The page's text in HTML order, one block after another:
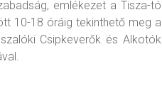
emlékezet a Tisza-tó
10-18 óráig tekinthető meg a
Csipkeverők és Alkotók